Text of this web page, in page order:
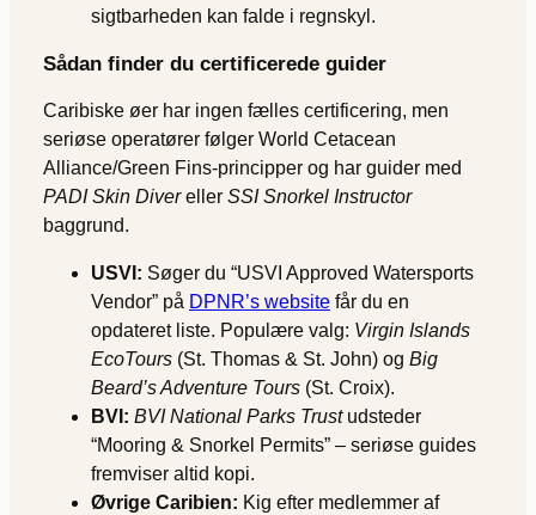
sigtbarheden kan falde i regnskyl.
Sådan finder du certificerede guider
Caribiske øer har ingen fælles certificering, men
seriøse operatører følger World Cetacean
Alliance/Green Fins-principper og har guider med
PADI Skin Divereller SSI Snorkel Instructor
baggrund.
USVI: Søger du “USVI Approved Watersports
Vendor” på DPNR’s website får du en
opdateret liste. Populære valg: Virgin Islands
EcoTours (St. Thomas & St. John) og Big
Beard’s Adventure Tours (St. Croix).
BVI: BVI National Parks Trustudsteder
“Mooring & Snorkel Permits” – seriøse guides
fremviser altid kopi.
Øvrige Caribien: Kig efter medlemmer af